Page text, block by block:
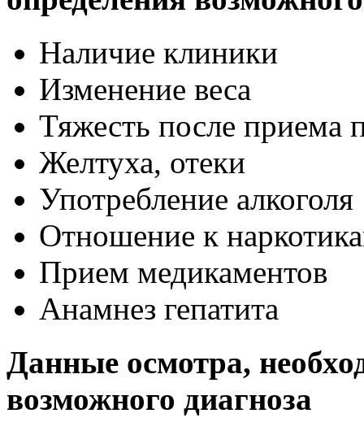
Наличие клиники
Изменение веса
Тяжесть после приема
Желтуха, отеки
Употребление алкоголя
Отношение к
Прием медикаментов
Анамнез гепатита
Данные осмотра,
возможного диагноза